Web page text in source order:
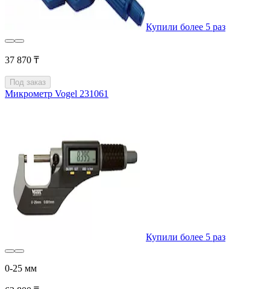
Купили более 5 раз
37 870 ₸
Под заказ
Микрометр Vogel 231061
Купили более 5 раз
0-25 мм